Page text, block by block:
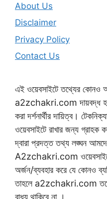
About Us
Disclaimer
Privacy Policy
Contact Us
এই ওয়েবসাইটে তথ্যের কোনও
a2zchakri.com দায়বদ্ধ
করা দর্শনার্থীর দায়িত্ব।
ওয়েবসাইটে রাখার জন্য গ্রাহক
দ্বারা প্রদত্ত তথ্য লঙ্ঘন
A2zchakri.com
অর্জন/ব্যবহার করে যে কোনও
তাহলে a2zchakri.com